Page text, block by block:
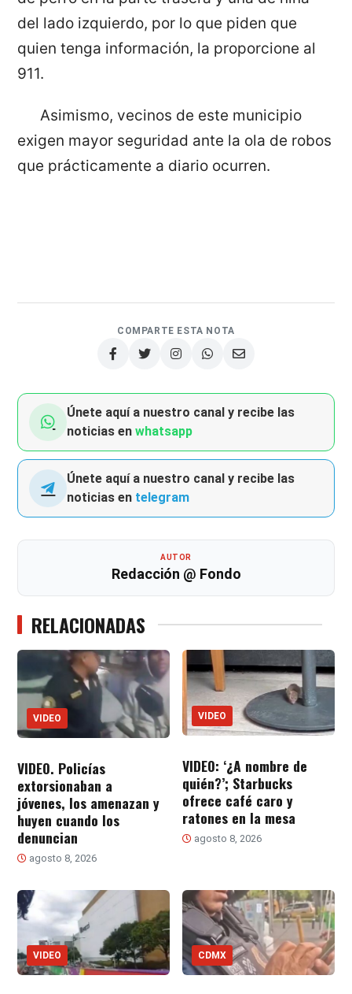
del lado izquierdo, por lo que piden que
quien tenga información, la proporcione al
911.
Asimismo, vecinos de este municipio
exigen mayor seguridad ante la ola de robos
que prácticamente a diario ocurren.
COMPARTE ESTA NOTA
Únete aquí a nuestro canal y recibe las
noticias enwhatsapp
Únete aquí a nuestro canal y recibe las
noticias en telegram
AUTOR
Redacción @ Fondo
RELACIONADAS
VIDEO
VIDEO. Policías
extorsionaban a
jóvenes, los amenazan y
huyen cuando los
denuncian
agosto 8, 2026
VIDEO
VIDEO: ‘¿A nombre de
quién?’; Starbucks
ofrece café caro y
ratones en la mesa
agosto 8, 2026
VIDEO CDMX